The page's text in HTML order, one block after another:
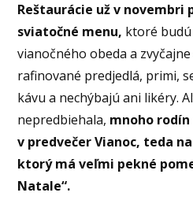
Reštaurácie už v novembri
sviatočné menu, ktoré
vianočného obeda a
rafinované predjedlá, primi,
kávu a nechýbajú ani likéry.
nepredbiehala, mnoho rodín
v predvečer Vianoc, teda
ktorý má veľmi pekné
Natale“.